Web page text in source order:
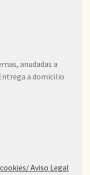
anudadas a
a domicilio
/ Aviso Legal